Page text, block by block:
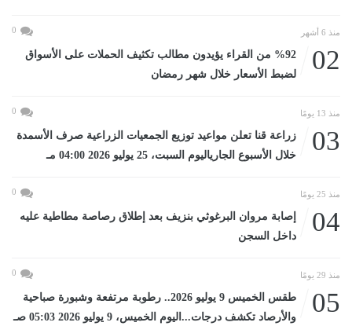
منذ 6 أشهر 0
02
%92 من القراء يؤيدون مطالب تكثيف الحملات على الأسواق
لضبط الأسعار خلال شهر رمضان
منذ 13 يومًا 0
03
زراعة قنا تعلن مواعيد توزيع الجمعيات الزراعية صرف الأسمدة
خلال الأسبوع الجارياليوم السبت، 25 يوليو 2026 04:00 مـ
منذ 25 يومًا 0
04
إصابة مروان البرغوثي بنزيف بعد إطلاق رصاصة مطاطية عليه
داخل السجن
منذ 29 يومًا 0
05
طقس الخميس 9 يوليو 2026.. رطوبة مرتفعة وشبورة صباحية
والأرصاد تكشف درجات...اليوم الخميس، 9 يوليو 2026 05:03 صـ